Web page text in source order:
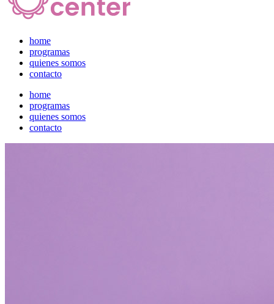
home
programas
quienes somos
contacto
home
programas
quienes somos
contacto